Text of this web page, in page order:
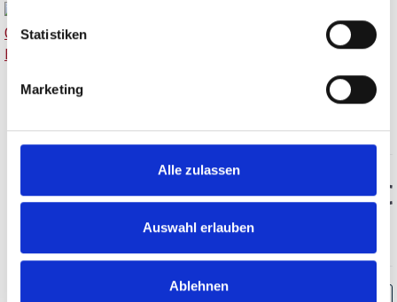
Statistiken
Marketing
Alle zulassen
Auswahl erlauben
Ablehnen
Gravensteiner Apfel, Edel -
inkl. MwSt.zzgl. Versandkosten
42,50 €